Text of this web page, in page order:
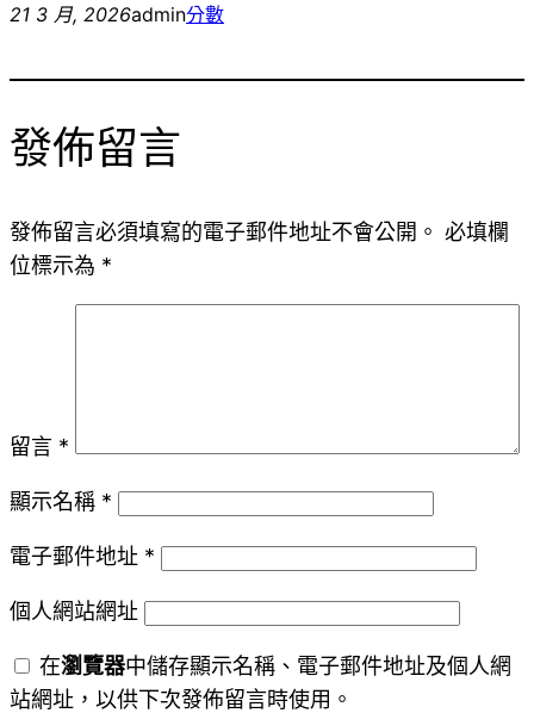
21 3 月, 2026admin分數
發佈留言
發佈留言必須填寫的電子郵件地址不會公開。 必填欄
位標示為 *
留言 *
顯示名稱 *
電子郵件地址 *
個人網站網址
在瀏覽器中儲存顯示名稱、電子郵件地址及個人網
站網址，以供下次發佈留言時使用。